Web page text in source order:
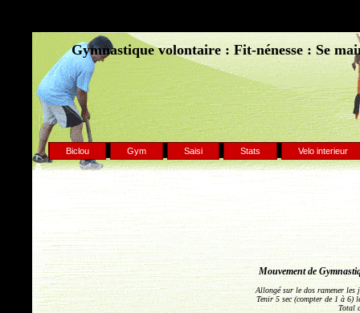
Mouvement de
Allongé sur le dos ramener les
Tenir 5 sec (compter de 1 à 6)
Total
Biclou Gym Saisi Stats Velo interieur
Gymnastique volontaire : Fit-nénesse : Se